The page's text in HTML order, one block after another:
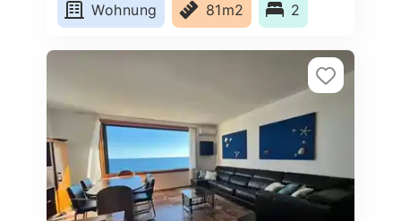
Wohnung
81m2 2